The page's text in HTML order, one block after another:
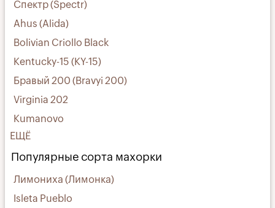
Спектр (Spectr)
Ahus (Alida)
Bolivian Criollo Black
Kentucky-15 (KY-15)
Бравый 200 (Bravyi 200)
Virginia 202
Kumanovo
ЕЩЁ
Популярные сорта махорки
Лимониха (Лимонка)
Isleta Pueblo